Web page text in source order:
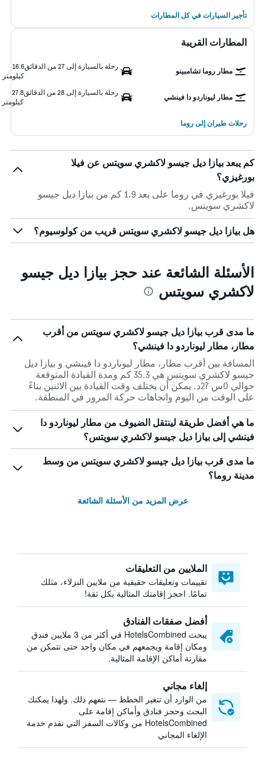
تأجير السيارات في كل المطارات
المطارات القريبة
مطار روما تشامبينو
رحلة بالسيارة إلى 27 من الدقائق
16.6
كيلومتر
مطار ليوناردو دا فينشي
رحلة بالسيارة إلى 28 من الدقائق
27.8
كيلومتر
رحلات طيران إلى روما
كم يبعد بيازا ديل جيسو لاكشري سويتس عن فيلا
بورغيزي؟
فيلا بورغيزي في روما على بعد 1.9 كم من بيازا ديل جيسو
لاكشري سويتس.
هل بيازا ديل جيسو لاكشري سويتس قريب من كولوسيوم؟
الأسئلة الشائعة عند حجز بيازا ديل جيسو
لاكشري سويتس
ما مدى قرب بيازا ديل جيسو لاكشري سويتس من أقرب
مطار، مطار ليوناردو دا فينشي؟
المسافة بين أقرب مطار، مطار ليوناردو دا فينشي و بيازا ديل
جيسو لاكشري سويتس هي 35.3 كم ومدة القيادة المتوقعة
حوالي 0س 27د. يمكن أن يختلف وقت القيادة بين الاثنين بناءً
على الوقت من اليوم واتجاهات حركة المرور في المنطقة.
ما هي أفضل طريقة لينتقل الضيوف من مطار ليوناردو دا
فينشي إلى بيازا ديل جيسو لاكشري سويتس؟
ما مدى قرب بيازا ديل جيسو لاكشري سويتس من وسط
مدينة روما؟
عرض المزيد من الأسئلة الشائعة
الملايين من التعليقات
تقييمات وتعليقات حقيقية من ملايين النزلاء، مثلك
تمامًا. احجز إقامتك المثالية بكل ثقة!
أفضل صفقات الفنادق
يبحث HotelsCombined في أكثر من 3 ملايين فندق
ومكان إقامة ويجمعهم في مكان واحد حتى تتمكن من
مقارنة أماكن الإقامة المثالية.
إلغاء مجاني
من الوارد أن تتغير الخطط — نتفهم ذلك. ولهذا يمكنك
البحث وحجز فنادق وأماكن إقامة على
HotelsCombined من وكالات السفر التي تقدم خدمة
الإلغاء المجاني